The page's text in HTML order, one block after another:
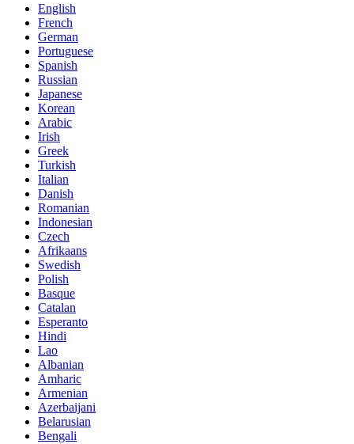
English
French
German
Portuguese
Spanish
Russian
Japanese
Korean
Arabic
Irish
Greek
Turkish
Italian
Danish
Romanian
Indonesian
Czech
Afrikaans
Swedish
Polish
Basque
Catalan
Esperanto
Hindi
Lao
Albanian
Amharic
Armenian
Azerbaijani
Belarusian
Bengali